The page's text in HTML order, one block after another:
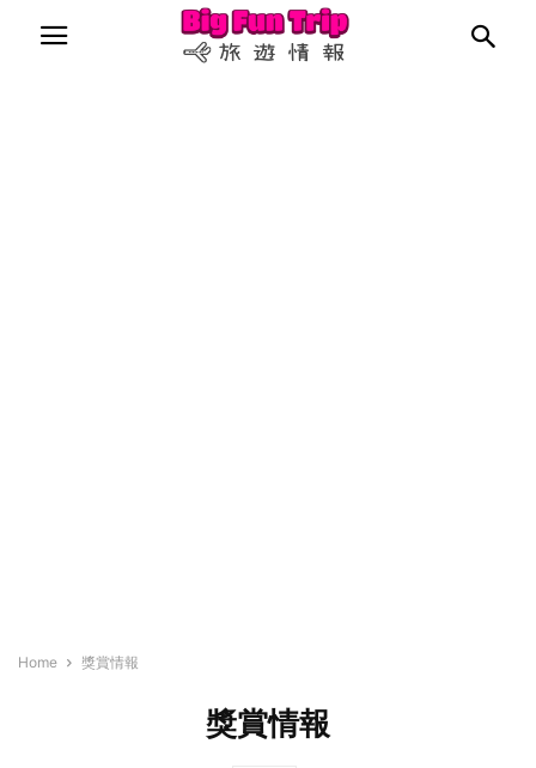
Home 獎賞情報
獎賞情報